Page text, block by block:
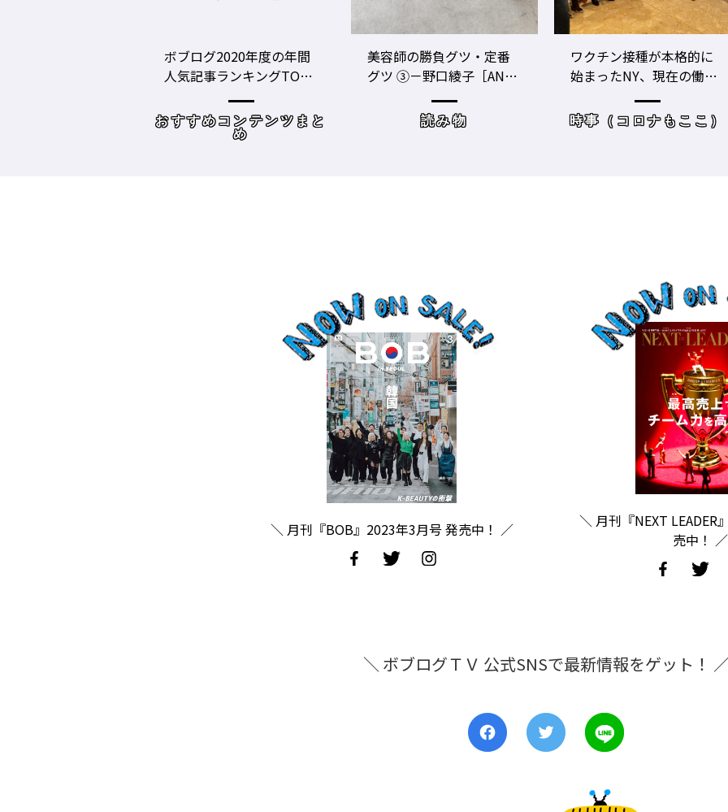
美容師の勝負グツ・定番
グツ ③－野口綾子［AND
THE BRICKS（アンドザブ
リックス）／神奈川県鎌
倉市］の場合－
読み物
ワクチン接種が本格的に
始まったNY、現在の働き
方＆街の様子
時事（コロナもここ）
美容師のビジネスパフォ
ーマンスをあげる！ ト
レーニングジムに潜入
サロンワーク・売り上
＼ 月刊『BOB』2023年3月号 発売中！ ／
＼ 月刊『NEXT LEADER
売中！ ／
＼ ボブログＴＶ 公式SNSで最新情報をゲット！